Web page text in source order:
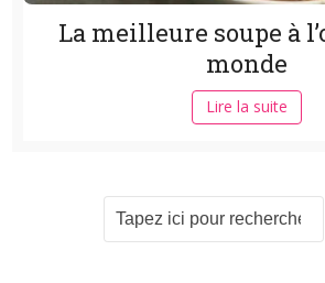
La meilleure soupe à
monde
Lire la suite